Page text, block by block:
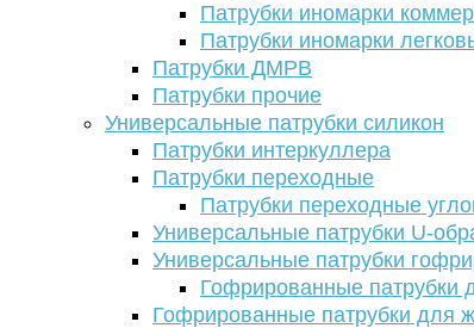
Патрубки иномарки
Патрубки иномарки
Патрубки ДМРВ
Патрубки прочие
Универсальные патрубки силикон
Патрубки интеркуллера
Патрубки переходные
Патрубки переходные
Универсальные патрубки U-
Универсальные патрубки
Гофрированные патрубки
Гофрированные патрубки для